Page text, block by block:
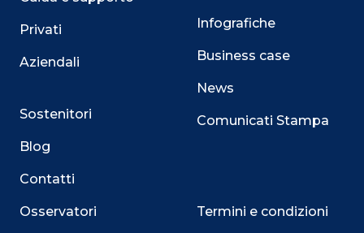
Privati
Aziendali
Sostenitori
Blog
Contatti
Osservatori
Infografiche
Business case
News
Comunicati Stampa
Termini e condizioni